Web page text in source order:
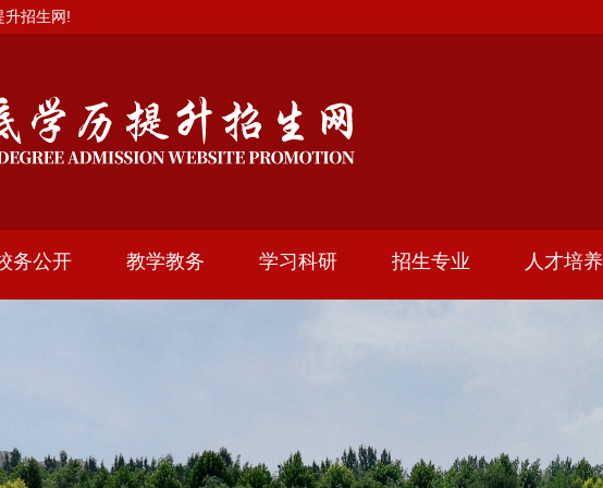
升招生网!
务公开 教学教务 学习科研 招生专业 人才培养